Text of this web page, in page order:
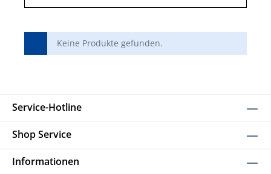
Keine Produkte gefunden.
Service-Hotline
Shop Service
Informationen